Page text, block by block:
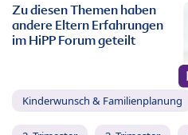
Zu diesen Themen haben
andere Eltern Erfahrungen
im HiPP Forum geteilt
Kinderwunsch & Familienplanung